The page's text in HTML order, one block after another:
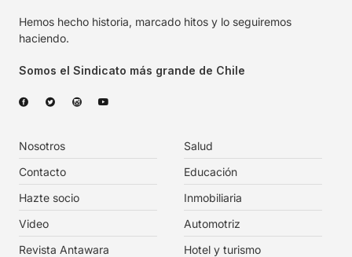
Hemos hecho historia, marcado hitos y lo seguiremos
haciendo.
Somos el Sindicato más grande de Chile
Nosotros
Contacto
Hazte socio
Video
Revista Antawara
Salud
Educación
Inmobiliaria
Automotriz
Hotel y turismo